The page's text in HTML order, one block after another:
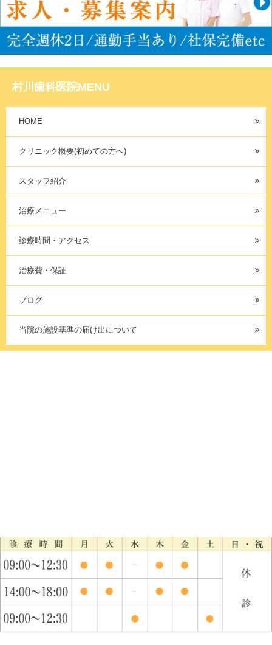
村川歯科医院MENU
HOME
クリニック概要(初めての方へ)
スタッフ紹介
治療メニュー
診療時間・アクセス
治療費・保証
ブログ
当院の施設基準の届け出について